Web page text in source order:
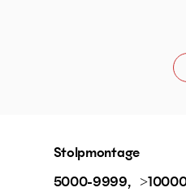
Stolpmontage
5000-9999